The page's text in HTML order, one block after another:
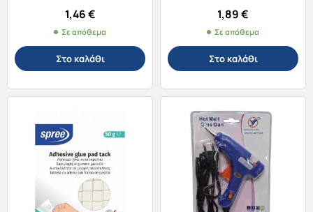
1,46€
Σε απόθεμα
Στο καλάθι
1,89€
Σε απόθεμα
Στο καλάθι